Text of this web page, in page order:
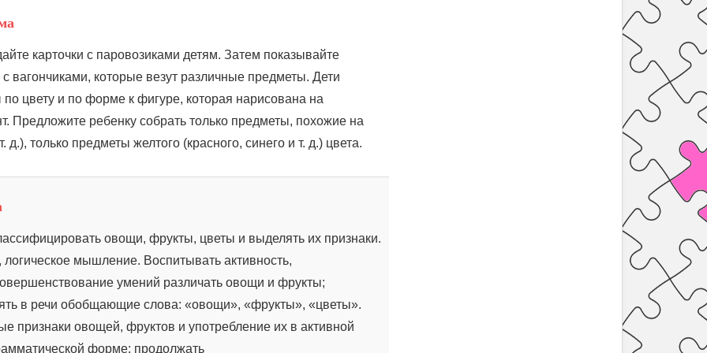
карточки с паровозиками детям. Затем показывайте
вагончиками, которые везут различные предметы. Дети
цвету и по форме к фигуре, которая нарисована на
Предложите ребенку собрать только предметы, похожие на
д.), только предметы желтого (красного, синего и т. д.) цвета.
овощи, фрукты, цветы и выделять их признаки.
логическое мышление. Воспитывать активность,
умений различать овощи и фрукты;
в речи обобщающие слова: «овощи», «фрукты», «цветы».
признаки овощей, фруктов и употребление их в активной
форме; продолжать